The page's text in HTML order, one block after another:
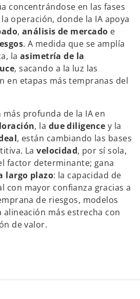
concentrándose en las fases
operación, donde la IA apoya
,análisis de mercado e
. A medida que se amplía
la asimetría de la
, sacando a la luz las
en etapas más tempranas del
profunda de la IA en
, la due diligence y la
, están cambiando las bases
Lavelocidad, por sí sola,
factor determinante; gana
largo plazo: la capacidad de
con mayor confianza gracias a
de riesgos, modelos
más estrecha con
de valor.